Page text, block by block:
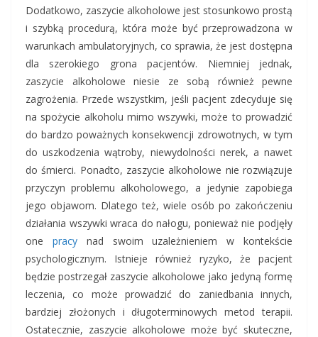
Dodatkowo, zaszycie alkoholowe jest stosunkowo prostą
i szybką procedurą, która może być przeprowadzona w
warunkach ambulatoryjnych, co sprawia, że jest dostępna
dla szerokiego grona pacjentów. Niemniej jednak,
zaszycie alkoholowe niesie ze sobą również pewne
zagrożenia. Przede wszystkim, jeśli pacjent zdecyduje się
na spożycie alkoholu mimo wszywki, może to prowadzić
do bardzo poważnych konsekwencji zdrowotnych, w tym
do uszkodzenia wątroby, niewydolności nerek, a nawet
do śmierci. Ponadto, zaszycie alkoholowe nie rozwiązuje
przyczyn problemu alkoholowego, a jedynie zapobiega
jego objawom. Dlatego też, wiele osób po zakończeniu
działania wszywki wraca do nałogu, ponieważ nie podjęły
one pracynad swoim uzależnieniem w kontekście
psychologicznym. Istnieje również ryzyko, że pacjent
będzie postrzegał zaszycie alkoholowe jako jedyną formę
leczenia, co może prowadzić do zaniedbania innych,
bardziej złożonych i długoterminowych metod terapii.
Ostatecznie, zaszycie alkoholowe może być skuteczne,